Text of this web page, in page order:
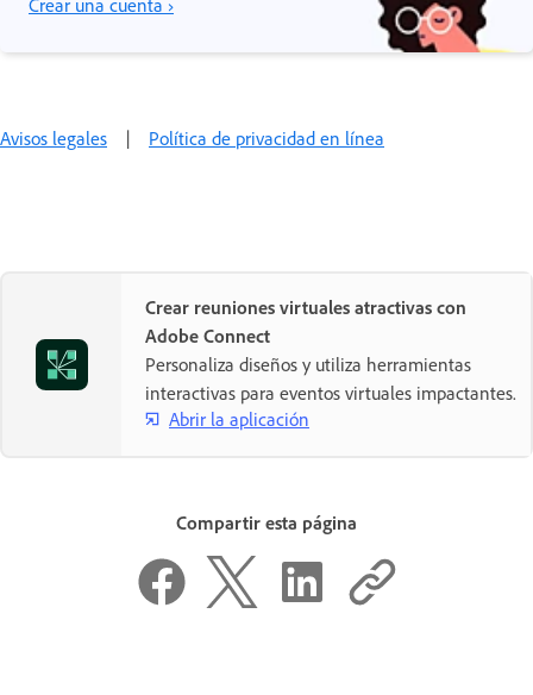
Crear una cuenta ›
Avisos legales | Política de privacidad en línea
Crear reuniones virtuales atractivas con
Adobe Connect
Personaliza diseños y utiliza herramientas
interactivas para eventos virtuales impactantes.
Abrir la aplicación
Compartir esta página